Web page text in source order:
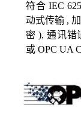
符合 IEC
动式传输 ,
密 ), 通讯错
或 OPC UA